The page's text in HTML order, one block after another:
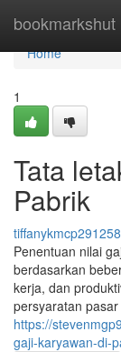
bookmarkshut
Home
Home
1
Tata
Pabrik
tiffanykmcp291258
Penentuan nilai
berdasarkan
kerja, dan
persyaratan
https://
gaji-karyawan-di-